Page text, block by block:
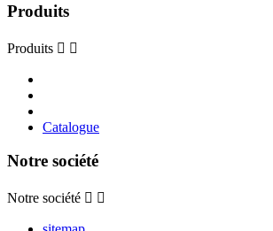
Produits
Produits  
Catalogue
Notre société
Notre société  